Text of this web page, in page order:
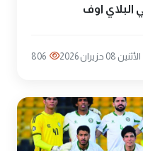
البلاي اوف
الأثنين 08 حزيران 2026 806